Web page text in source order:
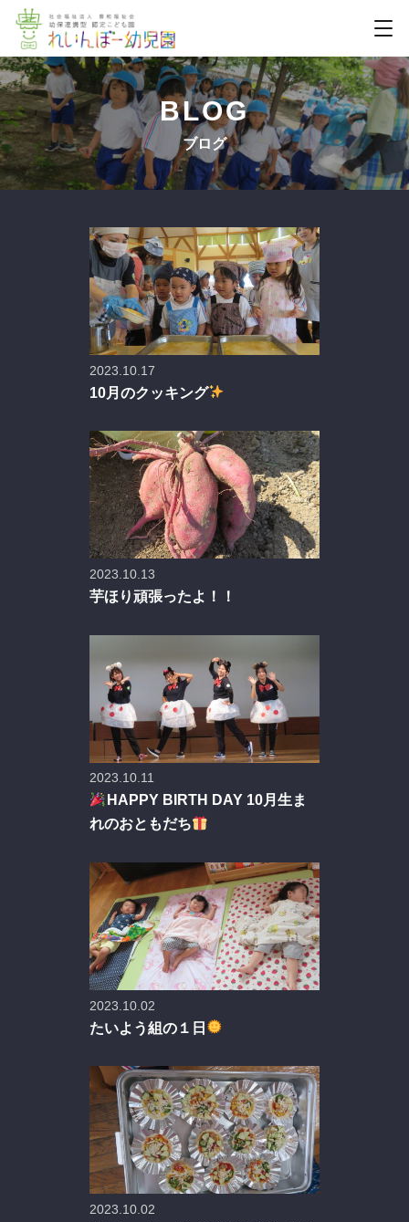
BLOG
ブログ
2023.10.17
10月のクッキング
2023.10.13
芋ほり頑張ったよ！！
2023.10.11
HAPPY BIRTH DAY 10月生ま
れのおともだち
2023.10.02
たいよう組の１日
2023.10.02